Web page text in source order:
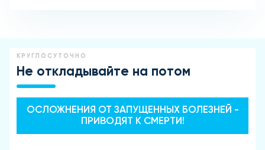
КРУГЛОСУТОЧНО
Не откладывайте на потом
ОСЛОЖНЕНИЯ ОТ ЗАПУЩЕННЫХ БОЛЕЗНЕЙ -
ПРИВОДЯТ К СМЕРТИ!